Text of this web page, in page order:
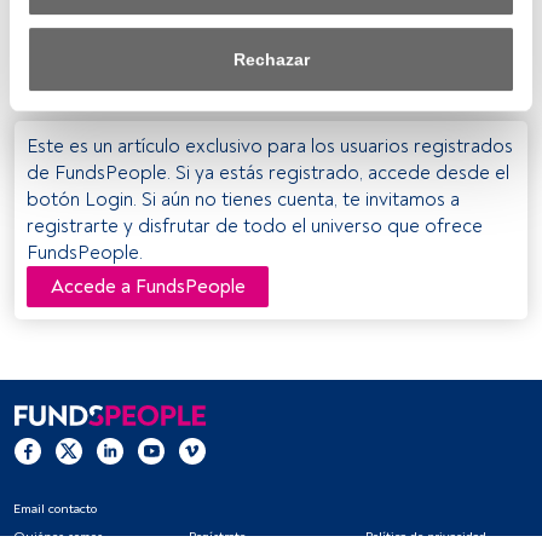
saber más, consulta nuestra política de privacidad.
datos para proporcionar:
Utilizar datos de localización geográfica precisa. Analizar
activamente las características del dispositivo para su
identificación. Almacenar la información en un dispositivo
y/o acceder a ella.
Lista de asociados (proveedores)
Rechazar
Finance; yMichael Lewis, head of ESG Thematic
Este es un artículo exclusivo para los usuarios registrados
de FundsPeople. Si ya estás registrado, accede desde el
botón Login. Si aún no tienes cuenta, te invitamos a
registrarte y disfrutar de todo el universo que ofrece
FundsPeople.
Accede a FundsPeople
Email contacto
Quiénes somos
Regístrate Política de privacidad